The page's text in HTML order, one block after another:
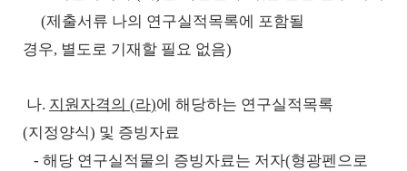
(제출서류 나의 연구실적목록에 포함될
경우, 별도로 기재할 필요 없음)
나. 지원자격의 (라)에 해당하는 연구실적목록
(지정양식) 및 증빙자료
- 해당 연구실적물의 증빙자료는 저자(형광펜으로